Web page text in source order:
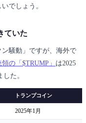
でしょう。
ていた
騒動」ですが、海外で
の「$TRUMP」 は2025
た。
トランプコイン
2025年1月